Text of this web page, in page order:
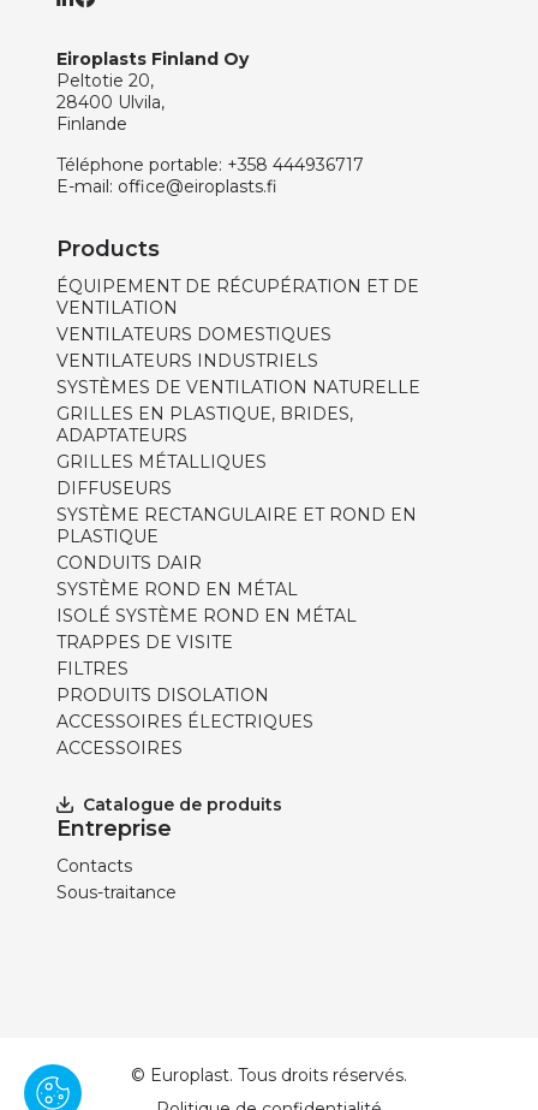
Eiroplasts Finland Oy
Peltotie 20,
28400 Ulvila,
Finlande
Téléphone portable: +358 444936717
E-mail: office@eiroplasts.fi
Products
ÉQUIPEMENT DE RÉCUPÉRATION ET DE
VENTILATION
VENTILATEURS DOMESTIQUES
VENTILATEURS INDUSTRIELS
SYSTÈMES DE VENTILATION NATURELLE
GRILLES EN PLASTIQUE, BRIDES,
ADAPTATEURS
GRILLES MÉTALLIQUES
DIFFUSEURS
SYSTÈME RECTANGULAIRE ET ROND EN
PLASTIQUE
CONDUITS DAIR
SYSTÈME ROND EN MÉTAL
ISOLÉ SYSTÈME ROND EN MÉTAL
TRAPPES DE VISITE
FILTRES
PRODUITS DISOLATION
ACCESSOIRES ÉLECTRIQUES
ACCESSOIRES
Catalogue de produits
Entreprise
Contacts
Sous-traitance
© Europlast. Tous droits réservés.